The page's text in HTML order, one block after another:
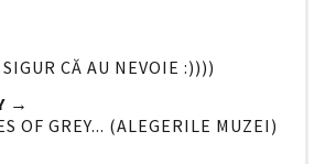
CĂ AU NEVOIE :))))
→
OF GREY... (ALEGERILE MUZEI)